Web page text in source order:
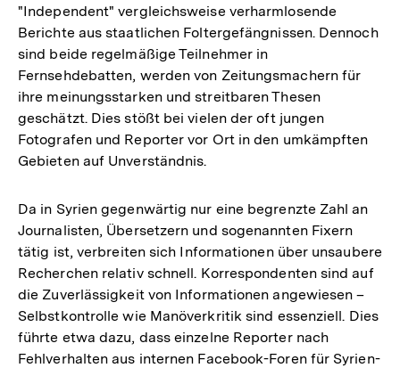
"Independent" vergleichsweise verharmlosende
Berichte aus staatlichen Foltergefängnissen. Dennoch
sind beide regelmäßige Teilnehmer in
Fernsehdebatten, werden von Zeitungsmachern für
ihre meinungsstarken und streitbaren Thesen
geschätzt. Dies stößt bei vielen der oft jungen
Fotografen und Reporter vor Ort in den umkämpften
Gebieten auf Unverständnis.
Da in Syrien gegenwärtig nur eine begrenzte Zahl an
Journalisten, Übersetzern und sogenannten Fixern
tätig ist, verbreiten sich Informationen über unsaubere
Recherchen relativ schnell. Korrespondenten sind auf
die Zuverlässigkeit von Informationen angewiesen –
Selbstkontrolle wie Manöverkritik sind essenziell. Dies
führte etwa dazu, dass einzelne Reporter nach
Fehlverhalten aus internen Facebook-Foren für Syrien-